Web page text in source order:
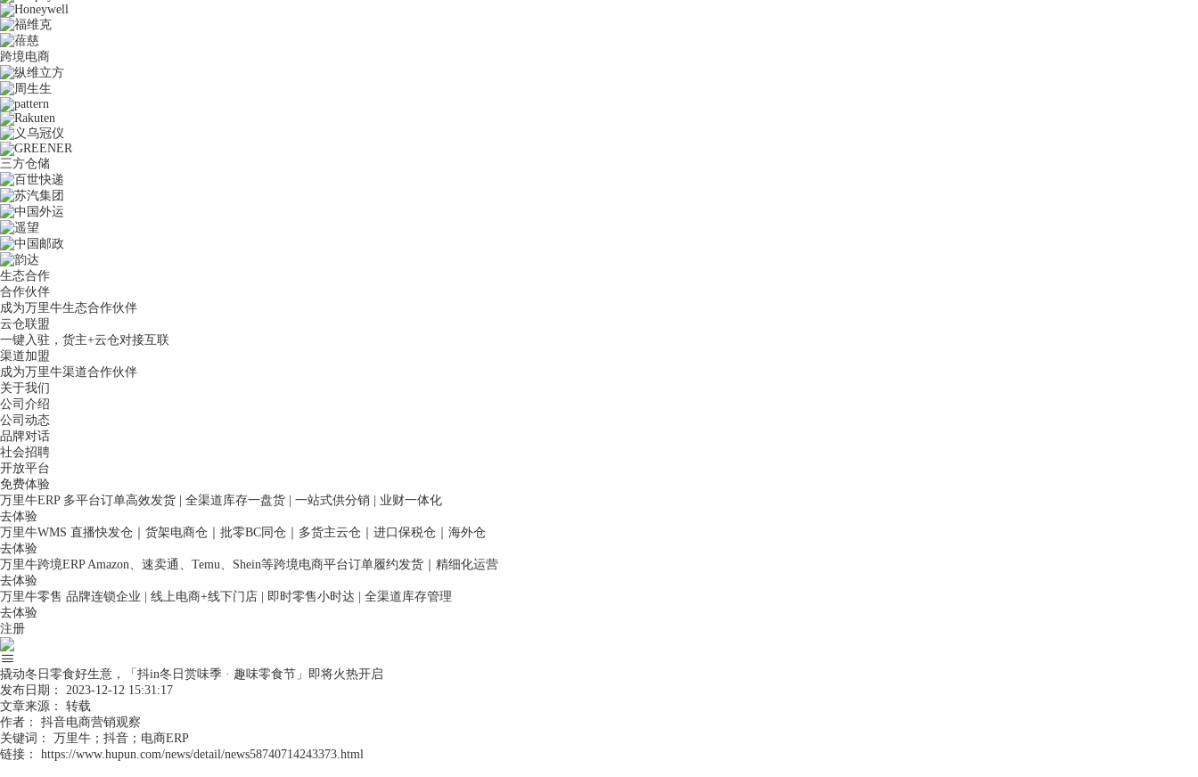
跨境电商
三方仓储
生态合作
合作伙伴
成为万里牛生态合作伙伴
云仓联盟
一键入驻，货主+云仓对接互联
渠道加盟
成为万里牛渠道合作伙伴
关于我们
公司介绍
公司动态
品牌对话
社会招聘
开放平台
免费体验
万里牛ERP 多平台订单高效发货 | 全渠道库存一盘货 | 一站式供分销 | 业财一体化
去体验
万里牛WMS 直播快发仓｜货架电商仓｜批零BC同仓｜多货主云仓｜进口保税仓｜海外仓
去体验
万里牛跨境ERP Amazon、速卖通、Temu、Shein等跨境电商平台订单履约发货｜精细化运营
去体验
万里牛零售 品牌连锁企业 | 线上电商+线下门店 | 即时零售小时达 | 全渠道库存管理
去体验
注册
撬动冬日零食好生意，「抖in冬日赏味季 · 趣味零食节」即将火热开启
发布日期：
2023-12-12 15:31:17
文章来源：
转载
作者：
抖音电商营销观察
关键词：
万里牛；抖音；电商ERP
链接：
https://www.hupun.com/news/detail/news58740714243373.html